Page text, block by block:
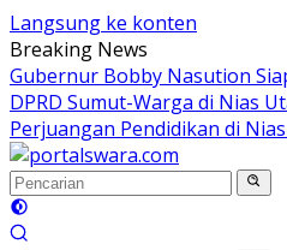
Langsung ke konten
Breaking News
Gubernur Bobby Nasution
DPRD Sumut-Warga di Nias
Perjuangan Pendidikan di